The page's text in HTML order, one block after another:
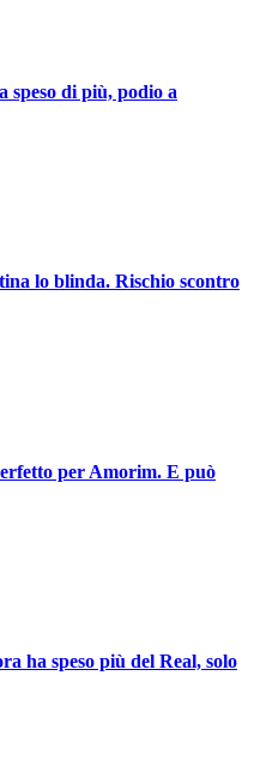
speso di più, podio a
lo blinda. Rischio scontro
per Amorim. E può
ha speso più del Real, solo